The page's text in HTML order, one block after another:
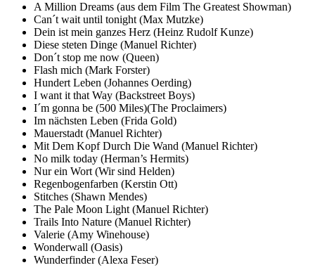
A Million Dreams (aus dem Film The Greatest Showman)
Can´t wait until tonight (Max Mutzke)
Dein ist mein ganzes Herz (Heinz Rudolf Kunze)
Diese steten Dinge (Manuel Richter)
Don´t stop me now (Queen)
Flash mich (Mark Forster)
Hundert Leben (Johannes Oerding)
I want it that Way (Backstreet Boys)
I´m gonna be (500 Miles)(The Proclaimers)
Im nächsten Leben (Frida Gold)
Mauerstadt (Manuel Richter)
Mit Dem Kopf Durch Die Wand (Manuel Richter)
No milk today (Herman’s Hermits)
Nur ein Wort (Wir sind Helden)
Regenbogenfarben (Kerstin Ott)
Stitches (Shawn Mendes)
The Pale Moon Light (Manuel Richter)
Trails Into Nature (Manuel Richter)
Valerie (Amy Winehouse)
Wonderwall (Oasis)
Wunderfinder (Alexa Feser)